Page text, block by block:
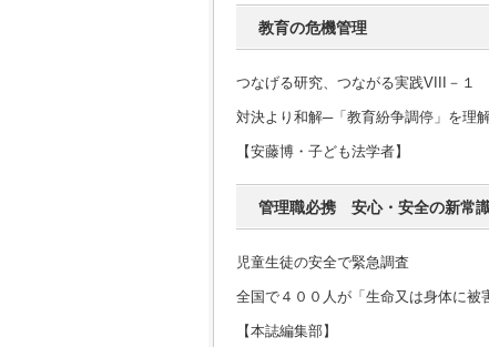
教育の危機管理
つなげる研究、つながる実践VIII－１
対決より和解─「教育紛争調停」を理
【安藤博・子ども法学者】
管理職必携 安心・安全の新常
児童生徒の安全で緊急調査
全国で４００人が「生命又は身体に被
【本誌編集部】